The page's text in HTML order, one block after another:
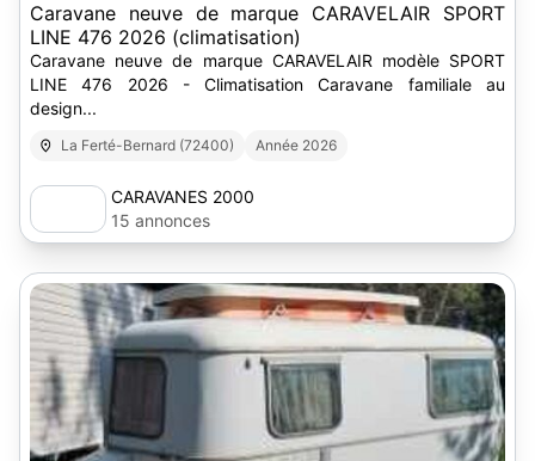
Caravane neuve de marque CARAVELAIR SPORT
LINE 476 2026 (climatisation)
Caravane neuve de marque CARAVELAIR modèle SPORT
LINE 476 2026 - Climatisation Caravane familiale au
design...
La Ferté-Bernard (72400) Année 2026
CARAVANES 2000
15 annonces